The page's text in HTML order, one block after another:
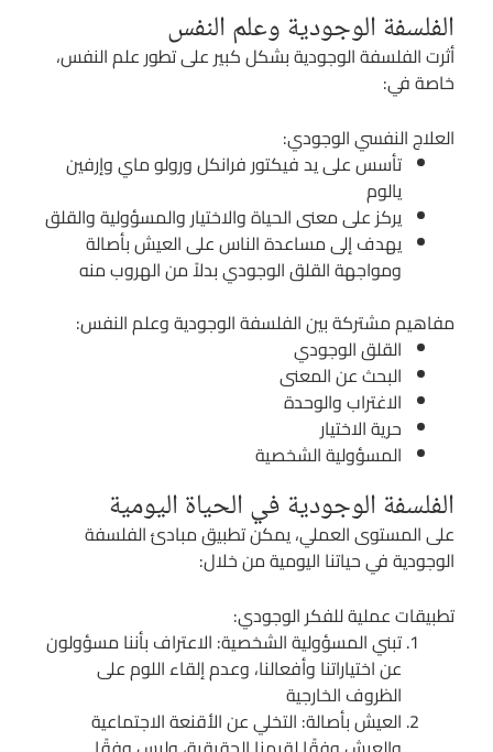
الفلسفة الوجودية وعلم النفس
أثرت الفلسفة الوجودية بشكل كبير على تطور علم النفس،
خاصة في:
العلاج النفسي الوجودي:
تأسس على يد فيكتور فرانكل ورولو ماي وإرفين
يالوم
يركز على معنى الحياة والاختيار والمسؤولية والقلق
يهدف إلى مساعدة الناس على العيش بأصالة
ومواجهة القلق الوجودي بدلاً من الهروب منه
مفاهيم مشتركة بين الفلسفة الوجودية وعلم النفس:
القلق الوجودي
البحث عن المعنى
الاغتراب والوحدة
حرية الاختيار
المسؤولية الشخصية
الفلسفة الوجودية في الحياة اليومية
على المستوى العملي، يمكن تطبيق مبادئ الفلسفة
الوجودية في حياتنا اليومية من خلال:
تطبيقات عملية للفكر الوجودي:
تبني المسؤولية الشخصية: الاعتراف بأننا مسؤولون
عن اختياراتنا وأفعالنا، وعدم إلقاء اللوم على
الظروف الخارجية
العيش بأصالة: التخلي عن الأقنعة الاجتماعية